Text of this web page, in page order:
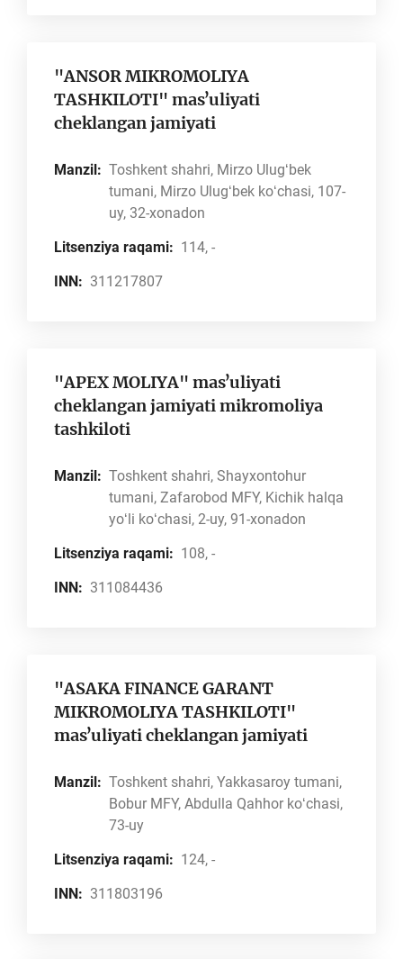
"ANSOR MIKROMOLIYA
TASHKILOTI" masʼuliyati
cheklangan jamiyati
Manzil: Toshkent shahri, Mirzo Ulugʻbek
tumani, Mirzo Ulugʻbek koʻchasi, 107-
uy, 32-xonadon
Litsenziya raqami: 114, -
INN: 311217807
"APEX MOLIYA" masʼuliyati
cheklangan jamiyati mikromoliya
tashkiloti
Manzil: Toshkent shahri, Shayxontohur
tumani, Zafarobod MFY, Kichik halqa
yoʻli koʻchasi, 2-uy, 91-xonadon
Litsenziya raqami: 108, -
INN: 311084436
"ASAKA FINANCE GARANT
MIKROMOLIYA TASHKILOTI"
masʼuliyati cheklangan jamiyati
Manzil: Toshkent shahri, Yakkasaroy tumani,
Bobur MFY, Abdulla Qahhor koʻchasi,
73-uy
Litsenziya raqami: 124, -
INN: 311803196